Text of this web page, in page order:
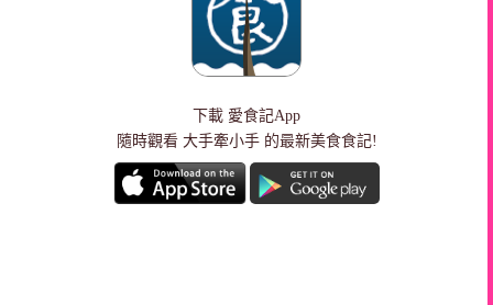
下載 愛食記App
隨時觀看 大手牽小手 的最新美食食記!